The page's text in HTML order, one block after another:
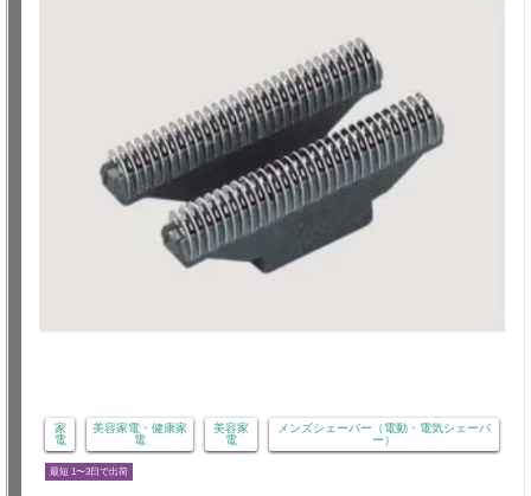
家
電
美容家電・健康家
電
美容家
電
メンズシェーバー（電動・電気シェーバ
ー）
最短 1〜3日で出荷